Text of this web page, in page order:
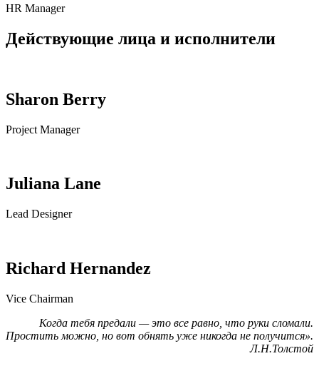
HR Manager
Действующие лица и исполнители
Sharon Berry
Project Manager
Juliana Lane
Lead Designer
Richard Hernandez
Vice Chairman
Когда тебя предали — это все равно, что руки сломали.
Простить можно, но вот обнять уже никогда не получится».
Л.Н.Толстой